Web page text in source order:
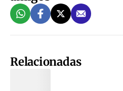
Relacionadas